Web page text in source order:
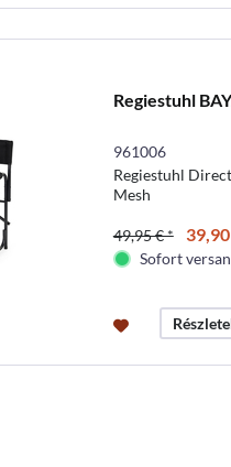
Regiestuhl
961006
Regiestuhl
Mesh
49,95 € *
Sofort